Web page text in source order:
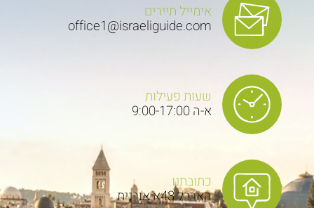
אימייל תיירים
office1@israeliguide.com
שעות פעילות
א-ה 9:00-17:00
כתובתנו
הארבל 43א אורנית